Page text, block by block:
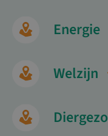
Energie
Welzijn